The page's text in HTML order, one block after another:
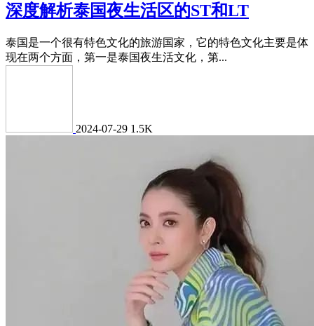
深度解析泰国夜生活区的ST和LT
泰国是一个很有特色文化的旅游国家，它的特色文化主要是体
现在两个方面，第一是泰国夜生活文化，第...
2024-07-29 1.5K